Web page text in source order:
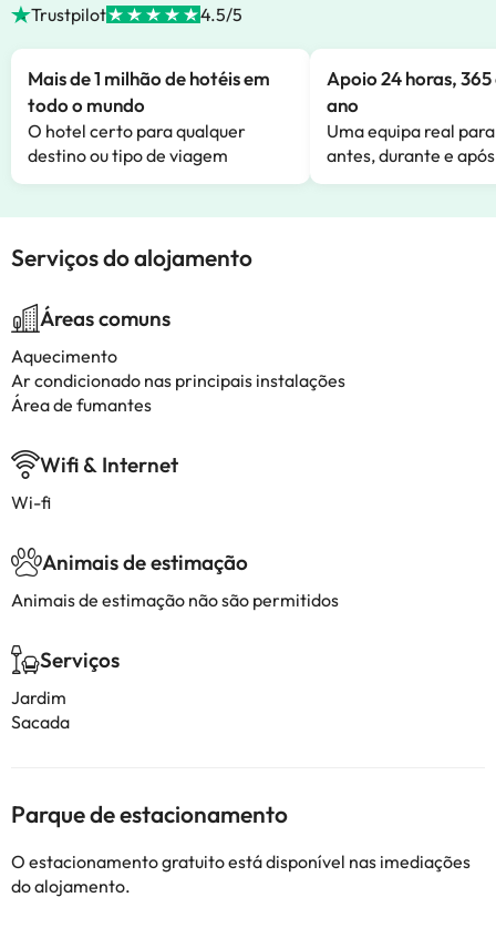
Trustpilot 4.5/5
Mais de 1 milhão de hotéis em
todo o mundo
O hotel certo para qualquer
destino ou tipo de viagem
Apoio 24 horas,
ano
Uma equipa real
antes, durante e
Serviços do alojamento
Áreas comuns
Aquecimento
Ar condicionado nas principais instalações
Área de fumantes
Wifi & Internet
Wi-fi
Animais de estimação
Animais de estimação não são permitidos
Serviços
Jardim
Sacada
Parque de estacionamento
O estacionamento gratuito está disponível nas imediações
do alojamento.